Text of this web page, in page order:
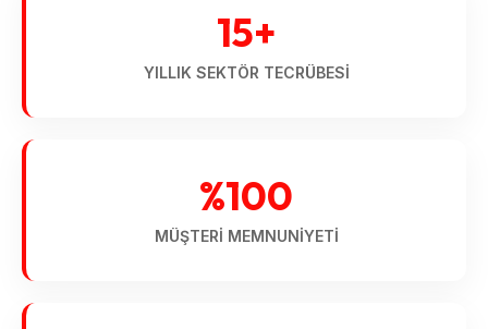
15+
YILLIK SEKTÖR TECRÜBESI
%100
MÜŞTERI MEMNUNIYETI